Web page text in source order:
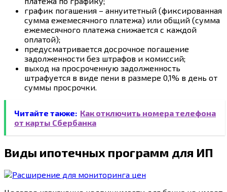
график погашения – аннуитетный (фиксированная
сумма ежемесячного платежа) или общий (сумма
ежемесячного платежа снижается с каждой
оплатой);
предусматривается досрочное погашение
задолженности без штрафов и комиссий;
выход на просроченную задолженность
штрафуется в виде пени в размере 0,1% в день от
суммы просрочки.
Читайте также: Как отключить номера телефона
от карты Сбербанка
Виды ипотечных программ для ИП